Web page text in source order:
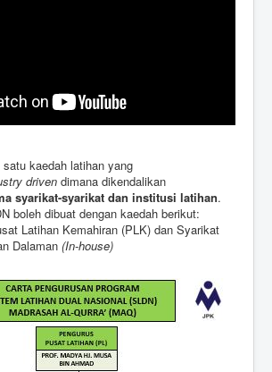
kaedah latihan yang
driven dimana dikendalikan
syarikat-syarikat dan institusi latihan.
boleh dibuat dengan kaedah berikut:
Latihan Kemahiran (PLK) dan Syarikat
Dalaman (In-house)